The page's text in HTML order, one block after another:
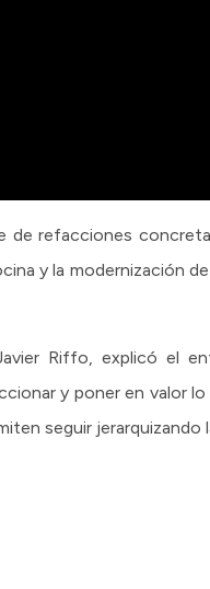
de refacciones
y la modernización
Riffo, explicó el
y poner en valor
seguir jerarquizando